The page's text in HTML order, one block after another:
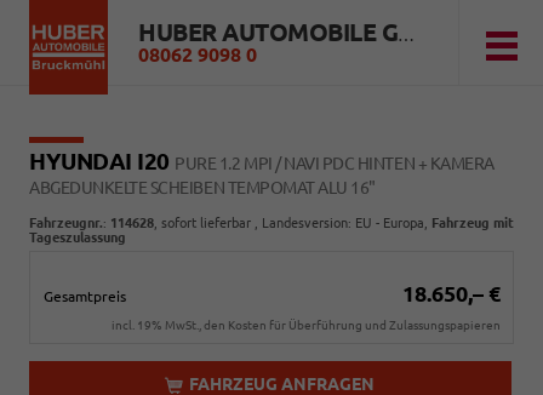
HUBER AUTOMOBILE GMBH
08062 9098 0
HYUNDAI I20 PURE 1.2 MPI / NAVI PDC HINTEN + KAMERA
ABGEDUNKELTE SCHEIBEN TEMPOMAT ALU 16"
Fahrzeugnr.: 114628 sofort lieferbar , Landesversion: EU - Europa, Fahrzeug mit
Tageszulassung
Gesamtpreis 18.650,– €
incl. 19% MwSt., den Kosten für Überführung und Zulassungspapieren
FAHRZEUG ANFRAGEN